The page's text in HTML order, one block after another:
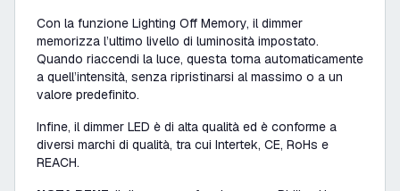
Con la funzione Lighting Off Memory, il dimmer
memorizza l’ultimo livello di luminosità impostato.
Quando riaccendi la luce, questa torna automaticamente
a quell’intensità, senza ripristinarsi al massimo o a un
valore predefinito.
Infine, il dimmer LED è di alta qualità ed è conforme a
diversi marchi di qualità, tra cui Intertek, CE, RoHs e
REACH.